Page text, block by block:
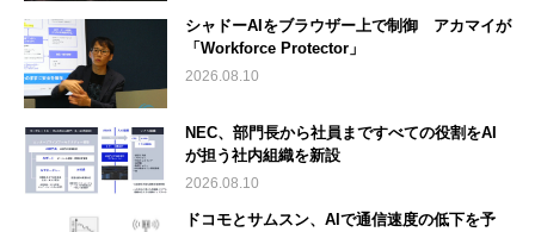
シャドーAIをブラウザー上で制御 アカマイが
「Workforce Protector」
2026.08.10
NEC、部門長から社員まですべての役割をAI
が担う社内組織を新設
2026.08.10
ドコモとサムスン、AIで通信速度の低下を予